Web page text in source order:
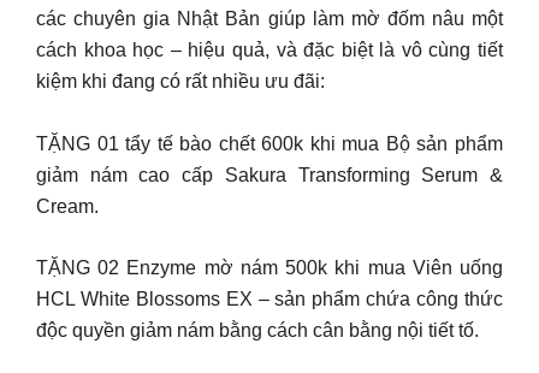
các chuyên gia Nhật Bản giúp làm mờ đốm nâu một
cách khoa học – hiệu quả, và đặc biệt là vô cùng tiết
kiệm khi đang có rất nhiều ưu đãi:
TẶNG 01 tẩy tế bào chết 600k khi mua Bộ sản phẩm
giảm nám cao cấp Sakura Transforming Serum &
Cream.
TẶNG 02 Enzyme mờ nám 500k khi mua Viên uống
HCL White Blossoms EX – sản phẩm chứa công thức
độc quyền giảm nám bằng cách cân bằng nội tiết tố.